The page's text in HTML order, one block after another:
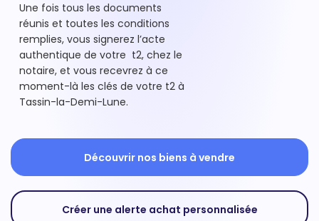
Une fois tous les documents
réunis et toutes les conditions
remplies, vous signerez l’acte
authentique de votre t2, chez le
notaire, et vous recevrez à ce
moment-là les clés de votre t2 à
Tassin-la-Demi-Lune.
Découvrir nos biens à vendre
Créer une alerte achat personnalisée